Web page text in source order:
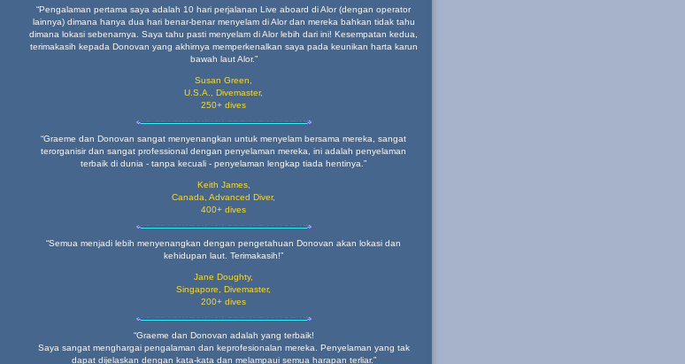
“Pengalaman pertama saya adalah 10 hari perjalanan Live aboard di Alor (dengan operator
lainnya) dimana hanya dua hari benar-benar menyelam di Alor dan mereka bahkan tidak tahu
dimana lokasi sebenarnya. Saya tahu pasti menyelam di Alor lebih dari ini! Kesempatan kedua,
terimakasih kepada Donovan yang akhirnya memperkenalkan saya pada keunikan harta karun
bawah laut Alor.”
Susan Green,
U.S.A., Divemaster,
250+ dives
“Graeme dan Donovan sangat menyenangkan untuk menyelam bersama mereka, sangat
terorganisir dan sangat professional dengan penyelaman mereka, ini adalah penyelaman
terbaik di dunia - tanpa kecuali - penyelaman lengkap tiada hentinya.”
Keith James,
Canada, Advanced Diver,
400+ dives
“Semua menjadi lebih menyenangkan dengan pengetahuan Donovan akan lokasi dan
kehidupan laut. Terimakasih!”
Jane Doughty,
Singapore, Divemaster,
200+ dives
“Graeme dan Donovan adalah yang terbaik!
Saya sangat menghargai pengalaman dan keprofesionalan mereka. Penyelaman yang tak
dapat dijelaskan dengan kata-kata dan melampaui semua harapan terliar.”